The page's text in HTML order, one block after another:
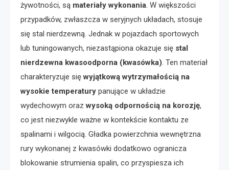
żywotności, są materiały wykonania. W większości
przypadków, zwłaszcza w seryjnych układach, stosuje
się stal nierdzewną. Jednak w pojazdach sportowych
lub tuningowanych, niezastąpiona okazuje się stal
nierdzewna kwasoodporna (kwasówka). Ten materiał
charakteryzuje sięwyjątkową wytrzymałością na
wysokie temperatury panujące w układzie
wydechowym orazwysoką odpornością na korozję,
co jest niezwykle ważne w kontekście kontaktu ze
spalinami i wilgocią. Gładka powierzchnia wewnętrzna
rury wykonanej z kwasówki dodatkowo ogranicza
blokowanie strumienia spalin, co przyspiesza ich